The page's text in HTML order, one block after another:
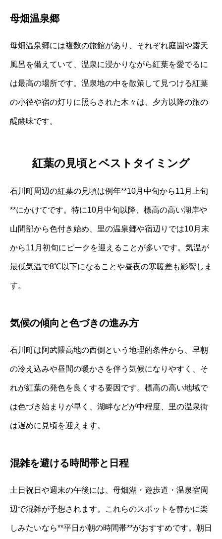
母畑温泉郷
母畑温泉郷には複数の旅館があり、それぞれ庭園や露天
風呂を備えていて、温泉に浸かりながら紅葉を愛でるに
は最高の場所です。温泉地の中を散策して見つける紅葉
の小径や宿の灯りに照らされた木々は、夕方以降の旅の
醍醐味です。
紅葉の見頃とベストタイミング
石川町周辺の紅葉の見頃は例年**10月中旬から11月上旬
**にかけてです。特に10月中旬以降、標高の高い湖岸や
山間部から色付き始め、里の温泉郷や宿辺りでは10月末
から11月初旬にピークを迎えることが多いです。気温が
最低気温で8℃以下になることや昼夜の寒暖差も影響しま
す。
気候の傾向と色づきの進み方
石川町は阿武隈高地の西側という地理的条件から、早朝
の冷え込みや昼間の暖かさを伴う気候になりやすく、そ
れが紅葉の発色を良くする要因です。標高の高い地域で
は色づき始まりが早く、湖畔などが中程度、里の温泉街
は遅めに見頃を迎えます。
混雑を避ける時間帯と日程
土日祝日や週末の午後には、母畑湖・遊歩道・温泉宿周
辺で混雑が予想されます。これらのスポットを静かに楽
しみたいなら**平日か朝の時間帯**がおすすめです。朝日